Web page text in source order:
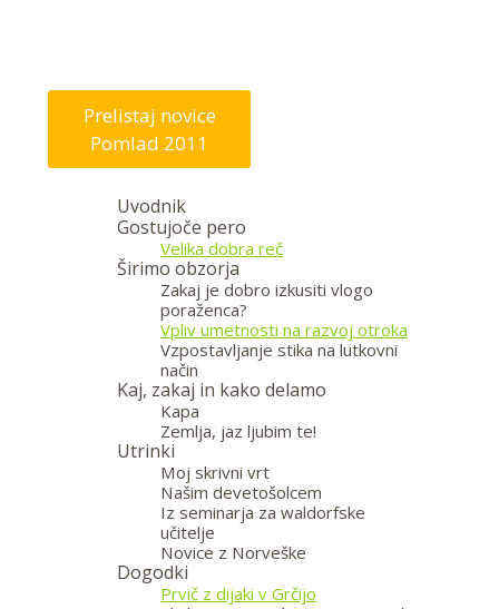
Prelistaj novice
Pomlad 2011
Uvodnik
Gostujoče pero
Velika dobra reč
Širimo obzorja
Zakaj je dobro izkusiti vlogo
poraženca?
Vpliv umetnosti na razvoj otroka
Vzpostavljanje stika na lutkovni
način
Kaj, zakaj in kako delamo
Kapa
Zemlja, jaz ljubim te!
Utrinki
Moj skrivni vrt
Našim devetošolcem
Iz seminarja za waldorfske
učitelje
Novice z Norveške
Dogodki
Prvič z dijaki v Grčijo